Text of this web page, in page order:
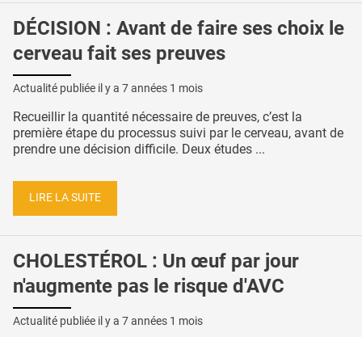
DÉCISION : Avant de faire ses choix le
cerveau fait ses preuves
Actualité publiée il y a 7 années 1 mois
Recueillir la quantité nécessaire de preuves, c’est la
première étape du processus suivi par le cerveau, avant de
prendre une décision difficile. Deux études ...
LIRE LA SUITE
CHOLESTÉROL : Un œuf par jour
n'augmente pas le risque d'AVC
Actualité publiée il y a 7 années 1 mois